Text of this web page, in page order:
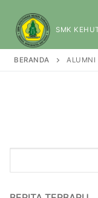
SMK
BERANDA ALUMNI